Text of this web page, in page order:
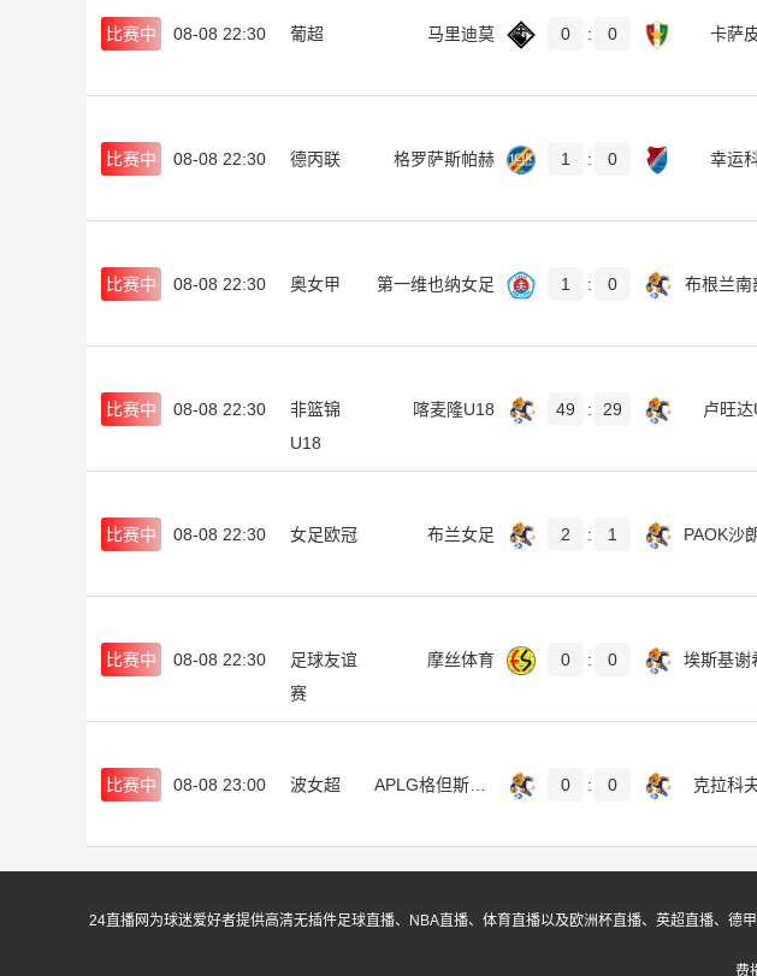
比赛中 08-08 22:30 葡超 马里迪莫 0 : 0 卡萨
比赛中 08-08 22:30 德丙联 格罗萨斯帕赫 1 : 0 幸运
比赛中 08-08 22:30 奥女甲 第一维也纳女足 1 : 0 布根兰南
比赛中 08-08 22:30
非篮锦
U18
喀麦隆U18 49 : 29 卢旺
比赛中 08-08 22:30 女足欧冠 布兰女足 2 : 1
比赛中 08-08 22:30
足球友谊
赛
摩丝体育 0 : 0
比赛中 08-08 23:00 波女超 0 : 0 克拉科
24直播网为球迷爱好者提供高清无插件足球直播、NBA直播、体育直播以及欧洲杯直播、英超直播、
费